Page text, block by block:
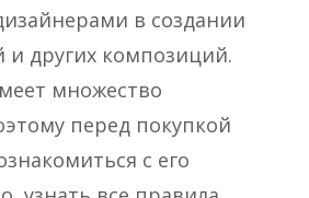
в создании
и других композиций.
множество
перед покупкой
с его